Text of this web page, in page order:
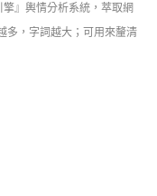
擎』輿情分析系統 ，萃取網
多，字詞越大；可用來釐清